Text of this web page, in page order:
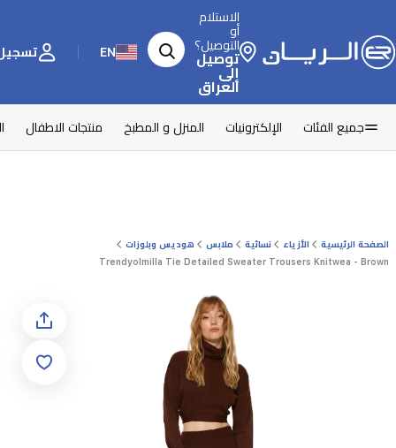
الاستلام
أو
التوصيل؟
توصيل
إلى
العراق
EN تسجيل
جميع الفئات الإلكترونيات المنزل و المطبخ منتجات الاطفال
الصفحة الرئيسية الأزياء نسائية ملابس
هوديس وبلوزات
Trendyolmilla Tie Detailed Sweater Trousers Knitwea - Brown